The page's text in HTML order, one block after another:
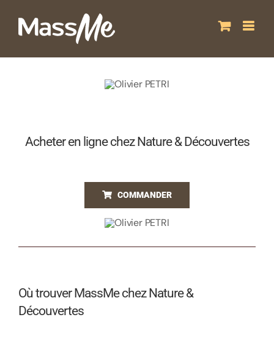
contenu
Acheter en ligne chez Nature & Découvertes
COMMANDER
Où trouver MassMe chez Nature &
Découvertes